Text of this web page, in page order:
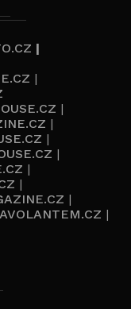
|
|
|
|
|
|
|
|
|
|